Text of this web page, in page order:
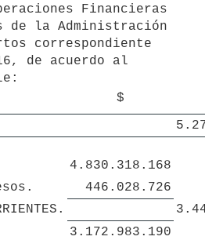
Financieras
de la Administración
correspondiente
de acuerdo al
$
4.830.318.168
446.028.726
3.172.983.190